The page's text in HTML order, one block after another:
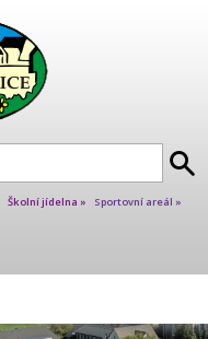
Školní jídelna » Sportovní areál »